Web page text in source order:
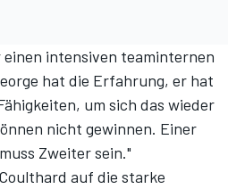
intensiven teaminternen
hat die Erfahrung, er hat
um sich das wieder
nicht gewinnen. Einer
Zweiter sein."
auf die starke